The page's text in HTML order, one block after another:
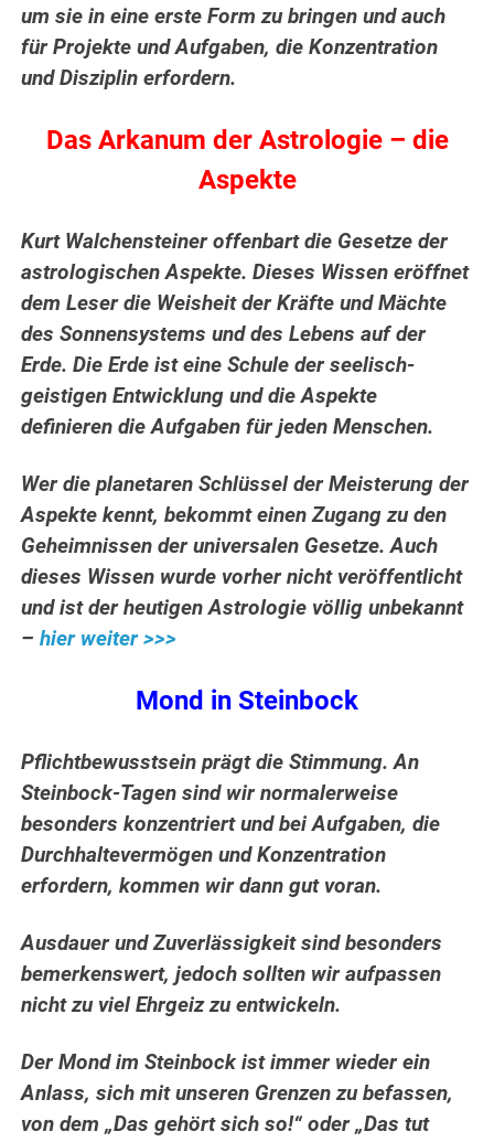
um sie in eine erste Form zu bringen und auch
für Projekte und Aufgaben, die Konzentration
und Disziplin erfordern.
Das Arkanum der Astrologie – die
Aspekte
Kurt Walchensteiner offenbart die Gesetze der
astrologischen Aspekte. Dieses Wissen eröffnet
dem Leser die Weisheit der Kräfte und Mächte
des Sonnensystems und des Lebens auf der
Erde.Die Erde ist eine Schule der seelisch-
geistigen Entwicklung und die Aspekte
definieren die Aufgaben für jeden Menschen.
Wer die planetaren Schlüssel der Meisterung der
Aspekte kennt, bekommt einen Zugang zu den
Geheimnissen der universalen Gesetze. Auch
dieses Wissen wurde vorher nicht veröffentlicht
und ist der heutigen Astrologie völlig unbekannt
–hier weiter >>>
Mond in Steinbock
Pflichtbewusstsein prägt die Stimmung. An
Steinbock-Tagen sind wir normalerweise
besonders konzentriert und bei Aufgaben, die
Durchhaltevermögen und Konzentration
erfordern, kommen wir dann gut voran.
Ausdauer und Zuverlässigkeit sind besonders
bemerkenswert, jedoch sollten wir aufpassen
nicht zu viel Ehrgeiz zu entwickeln.
Der Mond im Steinbock ist immer wieder ein
Anlass, sich mit unseren Grenzen zu befassen,
von dem „Das gehört sich so!“ oder „Das tut